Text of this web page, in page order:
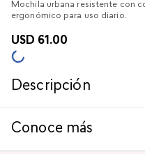
Mochila urbana resistente con
ergonómico para uso diario.
USD 61 .00
Descripción
Conoce más